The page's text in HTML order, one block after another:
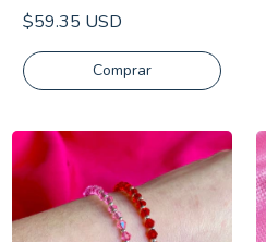
$59.35 USD
Comprar